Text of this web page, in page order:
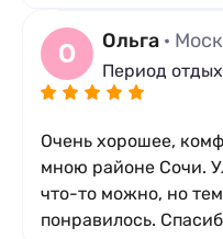
О Ольга ·
Период
Очень хорошее,
мною районе Сочи.
что-то можно, но
понравилось.